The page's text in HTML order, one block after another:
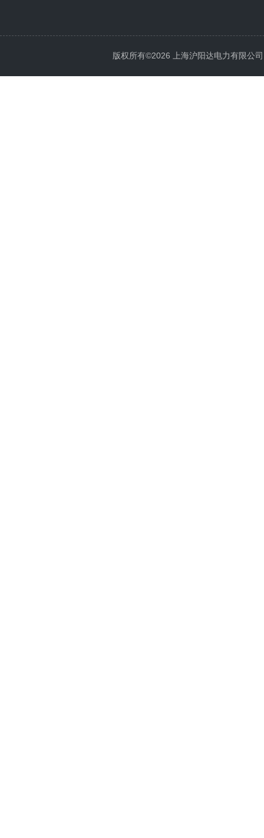
版权所有©2026 上海沪阳达电力有限公